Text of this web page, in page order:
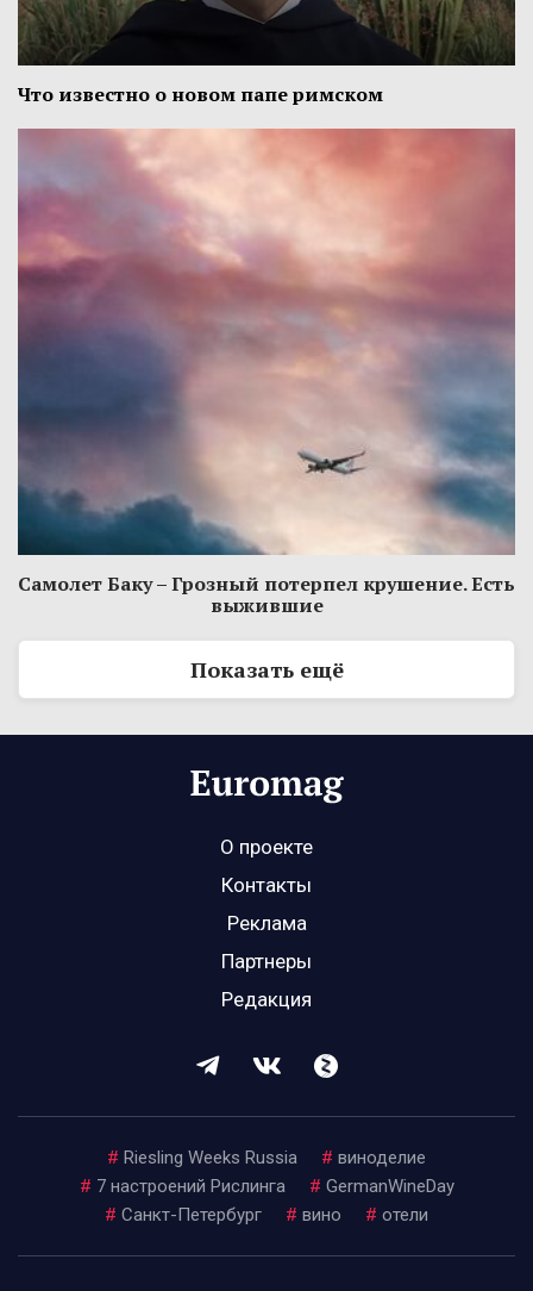
Что известно о новом папе римском
Самолет Баку – Грозный потерпел крушение. Есть
выжившие
Показать ещё
О проекте
Контакты
Реклама
Партнеры
Редакция
# Riesling Weeks Russia # виноделие
# 7 настроений Рислинга # GermanWineDay
# Санкт-Петербург # вино # отели